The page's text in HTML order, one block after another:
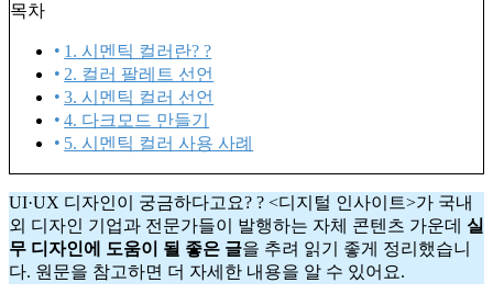
목차
1. 시멘틱 컬러란? ?
2. 컬러 팔레트 선언
3. 시멘틱 컬러 선언
4. 다크모드 만들기
5. 시멘틱 컬러 사용 사례
UI·UX 디자인이 궁금하다고요? ? <디지털 인사이트>가 국내
외 디자인 기업과 전문가들이 발행하는 자체 콘텐츠 가운데 실
무 디자인에 도움이 될 좋은 글을 추려 읽기 좋게 정리했습니
다. 원문을 참고하면 더 자세한 내용을 알 수 있어요.